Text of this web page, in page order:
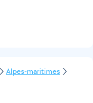
Alpes-maritimes